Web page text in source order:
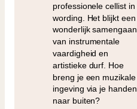
professionele cellist in
wording. Het blijkt een
wonderlijk samengaan
van instrumentale
vaardigheid en
artistieke durf. Hoe
breng je een muzikale
ingeving via je handen
naar buiten?